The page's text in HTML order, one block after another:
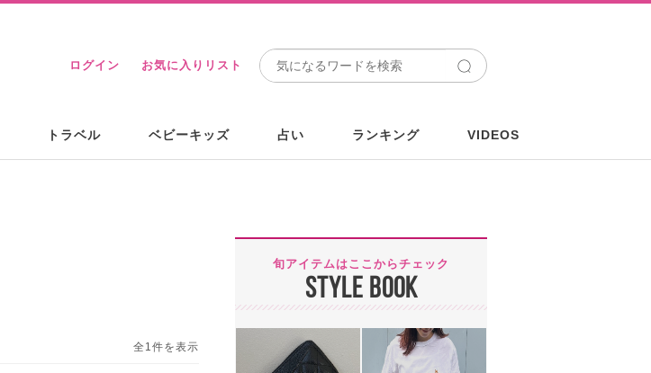
ログイン お気に入りリスト
トラベル ベビーキッズ 占い ランキング VIDEOS
全1件を表示
旬アイテムはここからチェック
STYLE BOOK